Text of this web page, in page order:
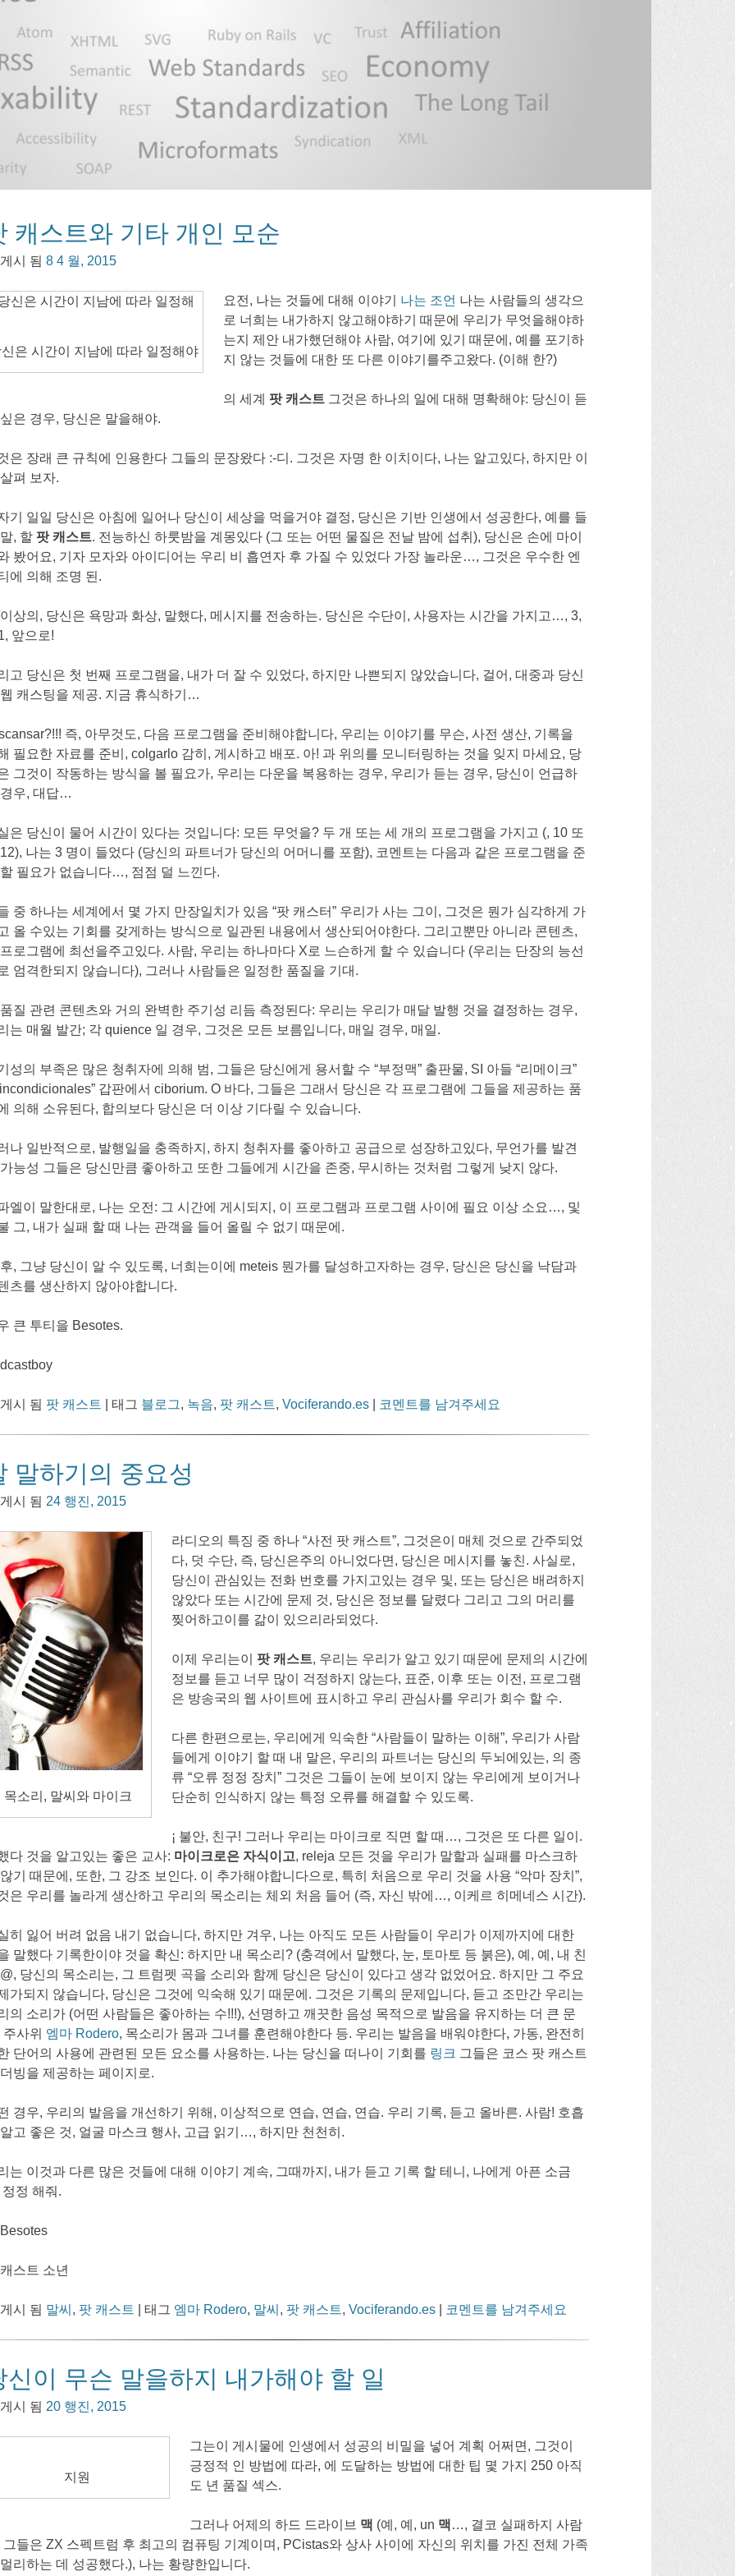
캐스트와 기타 개인 모순
시 됨8 4 월, 2015
은 시간이 지남에 따라 일정해야
요전, 나는 것들에 대해 이야기 나는 조언 나는 사람들의 생각으
로 너희는 내가하지 않고해야하기 때문에 우리가 무엇을해야하
는지 제안 내가했던해야 사람, 여기에 있기 때문에, 예를 포기하
지 않는 것들에 대한 또 다른 이야기를주고왔다. (이해 한?)
의 세계 팟 캐스트 그것은 하나의 일에 대해 명확해야: 당신이 듣
은 경우, 당신은 말을해야.
은 장래 큰 규칙에 인용한다 그들의 문장왔다 :-디. 그것은 자명 한 이치이다, 나는 알고있다, 하지만 이
펴 보자.
기 일일 당신은 아침에 일어나 당신이 세상을 먹을거야 결정, 당신은 기반 인생에서 성공한다, 예를 들
, 할 팟 캐스트. 전능하신 하룻밤을 계몽있다 (그 또는 어떤 물질은 전날 밤에 섭취), 당신은 손에 마이
봤어요, 기자 모자와 아이디어는 우리 비 흡연자 후 가질 수 있었다 가장 놀라운…, 그것은 우수한 엔
에 의해 조명 된.
상의, 당신은 욕망과 화상, 말했다, 메시지를 전송하는. 당신은 수단이, 사용자는 시간을 가지고…, 3,
앞으로!
고 당신은 첫 번째 프로그램을, 내가 더 잘 수 있었다, 하지만 나쁜되지 않았습니다, 걸어, 대중과 당신
캐스팅을 제공. 지금 휴식하기…
즉, 아무것도, 다음 프로그램을 준비해야합니다, 우리는 이야기를 무슨, 사전 생산, 기록을
필요한 자료를 준비, colgarlo 감히, 게시하고 배포. 아! 과 위의를 모니터링하는 것을 잊지 마세요, 당
그것이 작동하는 방식을 볼 필요가, 우리는 다운을 복용하는 경우, 우리가 듣는 경우, 당신이 언급하
우, 대답…
은 당신이 물어 시간이 있다는 것입니다: 모든 무엇을? 두 개 또는 세 개의 프로그램을 가지고 (, 10 또
나는 3 명이 들었다 (당신의 파트너가 당신의 어머니를 포함), 코멘트는 다음과 같은 프로그램을 준
필요가 없습니다…, 점점 덜 느낀다.
중 하나는 세계에서 몇 가지 만장일치가 있음 “팟 캐스터” 우리가 사는 그이, 그것은 뭔가 심각하게 가
올 수있는 기회를 갖게하는 방식으로 일관된 내용에서 생산되어야한다. 그리고뿐만 아니라 콘텐츠,
로그램에 최선을주고있다. 사람, 우리는 하나마다 X로 느슨하게 할 수 있습니다 (우리는 단장의 능선
엄격한되지 않습니다), 그러나 사람들은 일정한 품질을 기대.
질 관련 콘텐츠와 거의 완벽한 주기성 리듬 측정된다: 우리는 우리가 매달 발행 것을 결정하는 경우,
는 매월 발간; 각 quience 일 경우, 그것은 모든 보름입니다, 매일 경우, 매일.
성의 부족은 많은 청취자에 의해 범, 그들은 당신에게 용서할 수 “부정맥” 출판물, SI 아들 “리메이크”
갑판에서 ciborium. O 바다, 그들은 그래서 당신은 각 프로그램에 그들을 제공하는 품
의해 소유된다, 합의보다 당신은 더 이상 기다릴 수 있습니다.
나 일반적으로, 발행일을 충족하지, 하지 청취자를 좋아하고 공급으로 성장하고있다, 무언가를 발견
능성 그들은 당신만큼 좋아하고 또한 그들에게 시간을 존중, 무시하는 것처럼 그렇게 낮지 않다.
엘이 말한대로, 나는 오전: 그 시간에 게시되지, 이 프로그램과 프로그램 사이에 필요 이상 소요…, 및
그, 내가 실패 할 때 나는 관객을 들어 올릴 수 없기 때문에.
, 그냥 당신이 알 수 있도록, 너희는이에 meteis 뭔가를 달성하고자하는 경우, 당신은 당신을 낙담과
츠를 생산하지 않아야합니다.
큰 투티을 Besotes.
시 됨 팟 캐스트 |태그 블로그, 녹음, 팟 캐스트,Vociferando.es 코멘트를 남겨주세요
말하기의 중요성
시 됨 24 행진, 2015
목소리, 말씨와 마이크
라디오의 특징 중 하나 “사전 팟 캐스트”, 그것은이 매체 것으로 간주되었
다, 덧 수단, 즉, 당신은주의 아니었다면, 당신은 메시지를 놓친. 사실로,
당신이 관심있는 전화 번호를 가지고있는 경우 및, 또는 당신은 배려하지
않았다 또는 시간에 문제 것, 당신은 정보를 달렸다 그리고 그의 머리를
찢어하고이를 갊이 있으리라되었다.
이제 우리는이 팟 캐스트, 우리는 우리가 알고 있기 때문에 문제의 시간에
정보를 듣고 너무 많이 걱정하지 않는다, 표준, 이후 또는 이전, 프로그램
은 방송국의 웹 사이트에 표시하고 우리 관심사를 우리가 회수 할 수.
다른 한편으로는, 우리에게 익숙한 “사람들이 말하는 이해”, 우리가 사람
들에게 이야기 할 때 내 말은, 우리의 파트너는 당신의 두뇌에있는, 의 종
류 “오류 정정 장치” 그것은 그들이 눈에 보이지 않는 우리에게 보이거나
단순히 인식하지 않는 특정 오류를 해결할 수 있도록.
¡ 불안, 친구! 그러나 우리는 마이크로 직면 할 때…, 그것은 또 다른 일이.
다 것을 알고있는 좋은 교사: 마이크로은 자식이고, releja 모든 것을 우리가 말할과 실패를 마스크하
기 때문에, 또한, 그 강조 보인다. 이 추가해야합니다으로, 특히 처음으로 우리 것을 사용 “악마 장치”,
은 우리를 놀라게 생산하고 우리의 목소리는 체외 처음 들어 (즉, 자신 밖에…, 이케르 히메네스 시간).
히 잃어 버려 없음 내기 없습니다, 하지만 겨우, 나는 아직도 모든 사람들이 우리가 이제까지에 대한
말했다 기록한이야 것을 확신: 하지만 내 목소리? (충격에서 말했다, 눈, 토마토 등 붉은), 예, 예, 내 친
당신의 목소리는, 그 트럼펫 곡을 소리와 함께 당신은 당신이 있다고 생각 없었어요. 하지만 그 주요
가되지 않습니다, 당신은 그것에 익숙해 있기 때문에. 그것은 기록의 문제입니다, 듣고 조만간 우리는
의 소리가 (어떤 사람들은 좋아하는 수!!!), 선명하고 깨끗한 음성 목적으로 발음을 유지하는 더 큰 문
주사위 엠마 Rodero, 목소리가 몸과 그녀를 훈련해야한다 등. 우리는 발음을 배워야한다, 가동, 완전히
단어의 사용에 관련된 모든 요소를 ​​사용하는. 나는 당신을 떠나이 기회를 링크 그들은 코스 팟 캐스트
빙을 제공하는 페이지로.
경우, 우리의 발음을 개선하기 위해, 이상적으로 연습, 연습, 연습. 우리 기록, 듣고 올바른. 사람! 호흡
고 좋은 것, 얼굴 마스크 행사, 고급 읽기…, 하지만 천천히.
는 이것과 다른 많은 것들에 대해 이야기 계속, 그때까지, 내가 듣고 기록 할 테니, 나에게 아픈 소금
정정 해줘.
스트 소년
시 됨 말씨 , 팟 캐스트 |태그 엠마 Rodero, 말씨 , 팟 캐스트,Vociferando.es 코멘트를 남겨주세요
신이 무슨 말을하지 내가해야 할 일
시 됨 20 행진, 2015
지원
그는이 게시물에 인생에서 성공의 비밀을 넣어 계획 어쩌면, 그것이
긍정적 인 방법에 따라, 에 도달하는 방법에 대한 팁 몇 가지 250 아직
도 년 품질 섹스.
그러나 어제의 하드 드라이브 맥 (예, 예, un 맥 …, 결코 실패하지 사람
그들은 ZX 스펙트럼 후 최고의 컴퓨팅 기계이며, PCistas와 상사 사이에 자신의 위치를 ​​가진 전체 가족
리하는 데 성공했다.), 나는 황량한입니다.